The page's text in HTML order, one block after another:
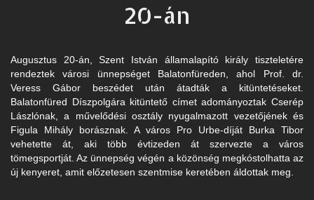
20-án
Augusztus 20-án, Szent István államalapító király tiszteletére
rendeztek városi ünnepséget Balatonfüreden, ahol Prof. dr.
Veress Gábor beszédet után átadták a kitüntetéseket.
Balatonfüred Díszpolgára kitüntető címet adományoztak Cserép
Lászlónak, a művelődési osztály nyugalmazott vezetőjének és
Figula Mihály borásznak. A város Pro Urbe-díját Burka Tibor
vehetette át, aki több évtizeden át szervezte a város
tömegsportját. Az ünnepség végén a közönség megkóstolhatta az
új kenyeret, amit előzetesen szentmise keretében áldottak meg.